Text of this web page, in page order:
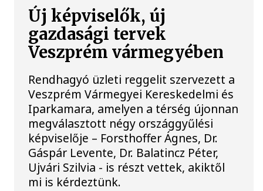
Új képviselők, új
gazdasági tervek
Veszprém vármegyében
Rendhagyó üzleti reggelit szervezett a
Veszprém Vármegyei Kereskedelmi és
Iparkamara, amelyen a térség újonnan
megválasztott négy országgyűlési
képviselője – Forsthoffer Ágnes, Dr.
Gáspár Levente, Dr. Balatincz Péter,
Ujvári Szilvia - is részt vettek, akiktől
mi is kérdeztünk.